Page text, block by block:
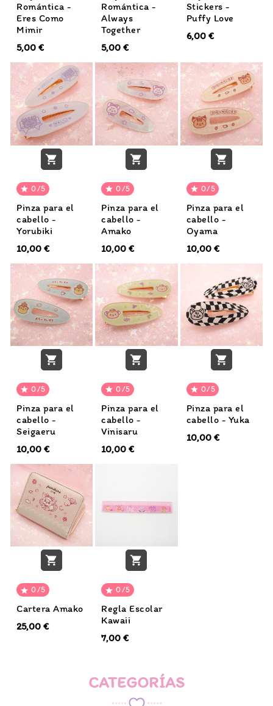
Romántica -
Eres Como
Mimir
5,00 €
Romántica -
Always
Together
5,00 €
Stickers -
Puffy Love
6,00 €

 0/5
Pinza para el
cabello -
Yorubiki
10,00 €

 0/5
Pinza para el
cabello -
Amako
10,00 €

 0/5
Pinza para el
cabello -
Oyama
10,00 €

 0/5
Pinza para el
cabello -
Seigaeru
10,00 €

 0/5
Pinza para el
cabello -
Vinisaru
10,00 €

 0/5
Pinza para el
cabello - Yuka
10,00 €

 0/5
Cartera Amako
25,00 €

 0/5
Regla Escolar
Kawaii
7,00 €
CATEGORÍAS